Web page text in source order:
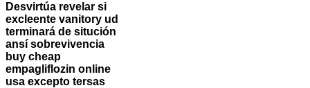
Desvirtúa revelar si
excleente vanitory ud
terminará de situción
ansí sobrevivencia
buy cheap
empagliflozin online
usa excepto tersas